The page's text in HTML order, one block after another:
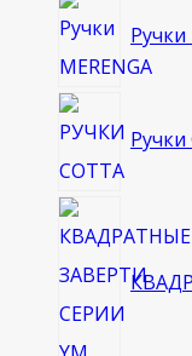
Ручки
Ручки